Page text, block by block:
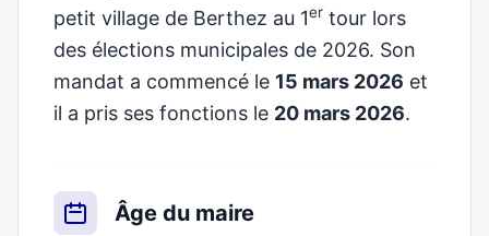
petit village de Berthez au 1er tour lors
des élections municipales de 2026. Son
mandat a commencé le 15 mars 2026 et
il a pris ses fonctions le 20 mars 2026.
Âge du maire